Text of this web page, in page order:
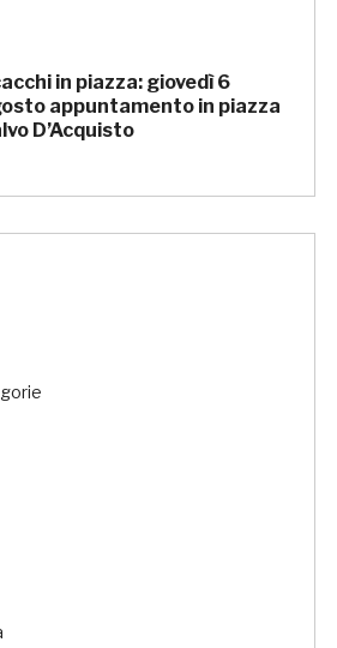
in piazza: giovedì 6
appuntamento in piazza
D’Acquisto